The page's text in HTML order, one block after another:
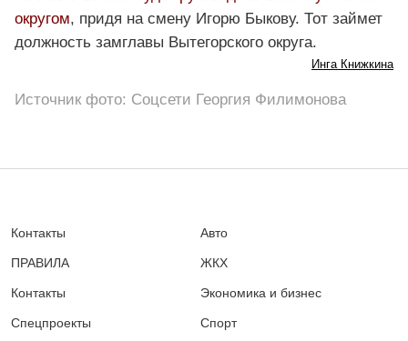
округом, придя на смену Игорю Быкову. Тот займет
должность замглавы Вытегорского округа.
Инга Книжкина
Источник фото: Соцсети Георгия Филимонова
Контакты
ПРАВИЛА
Контакты
Спецпроекты
Авто
ЖКХ
Экономика и бизнес
Спорт